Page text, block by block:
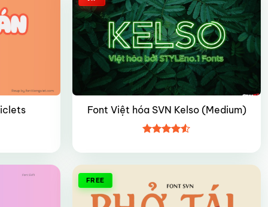
Font Việt hóa SVN Kelso (Medium)
hạng4.5
FREE